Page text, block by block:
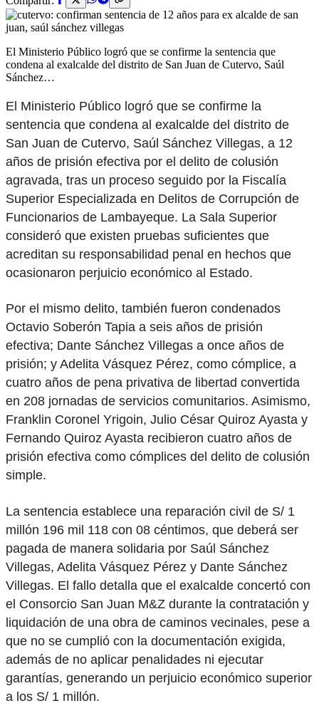
El Ministerio Público logró que se confirme la sentencia que
condena al exalcalde del distrito de San Juan de Cutervo, Saúl
Sánchez…
El Ministerio Público logró que se confirme la
sentencia que condena al exalcalde del distrito de
San Juan de Cutervo, Saúl Sánchez Villegas, a 12
años de prisión efectiva por el delito de colusión
agravada, tras un proceso seguido por la Fiscalía
Superior Especializada en Delitos de Corrupción de
Funcionarios de Lambayeque. La Sala Superior
consideró que existen pruebas suficientes que
acreditan su responsabilidad penal en hechos que
ocasionaron perjuicio económico al Estado.
Por el mismo delito, también fueron condenados
Octavio Soberón Tapia a seis años de prisión
efectiva; Dante Sánchez Villegas a once años de
prisión; y Adelita Vásquez Pérez, como cómplice, a
cuatro años de pena privativa de libertad convertida
en 208 jornadas de servicios comunitarios. Asimismo,
Franklin Coronel Yrigoin, Julio César Quiroz Ayasta y
Fernando Quiroz Ayasta recibieron cuatro años de
prisión efectiva como cómplices del delito de colusión
simple.
La sentencia establece una reparación civil de S/ 1
millón 196 mil 118 con 08 céntimos, que deberá ser
pagada de manera solidaria por Saúl Sánchez
Villegas, Adelita Vásquez Pérez y Dante Sánchez
Villegas. El fallo detalla que el exalcalde concertó con
el Consorcio San Juan M&Z durante la contratación y
liquidación de una obra de caminos vecinales, pese a
que no se cumplió con la documentación exigida,
además de no aplicar penalidades ni ejecutar
garantías, generando un perjuicio económico superior
a los S/ 1 millón.